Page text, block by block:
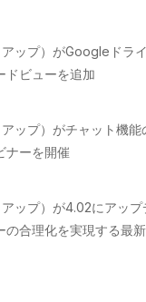
ップ）がGoogleドラ
ドビューを追加
ップ）がチャット機能
ナーを開催
ップ）が4.02にアップ
の合理化を実現する最